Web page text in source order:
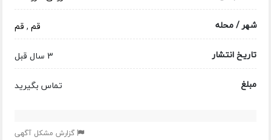
شهر / محله
قم, قم
تاریخ انتشار
3 سال قبل
مبلغ
تماس بگیرید
گزارش مشکل آگهی